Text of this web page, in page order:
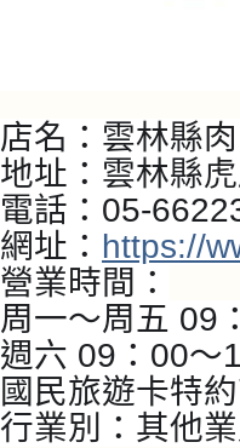
店名：雲林縣
地址：雲林縣
電話：05-
網址： https://
營業時間：
周一～周五 09
週六 09：00～
國民旅遊卡特
行業別：其他